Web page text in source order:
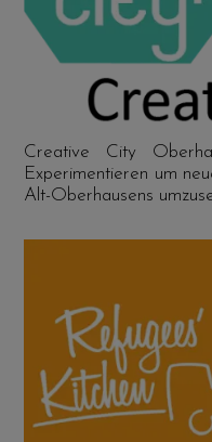
Creative City
Experimentieren um
Alt-Oberhausens